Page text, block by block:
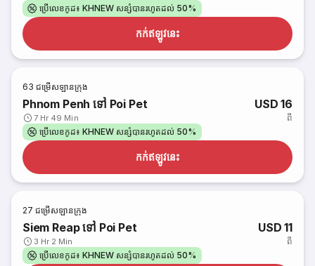
ប្រើលេខកូដ៖ KHNEW សន្សំបានរហូតដល់ 50%
កក់​ឥឡូវនេះ
63 ជម្រើសឡានក្រុង
Phnom Penh ទៅ Poi Pet
7 Hr 49 Min
USD 16
ពី
ប្រើលេខកូដ៖ KHNEW សន្សំបានរហូតដល់ 50%
កក់​ឥឡូវនេះ
27 ជម្រើសឡានក្រុង
Siem Reap ទៅ Poi Pet
3 Hr 2 Min
USD 11
ពី
ប្រើលេខកូដ៖ KHNEW សន្សំបានរហូតដល់ 50%